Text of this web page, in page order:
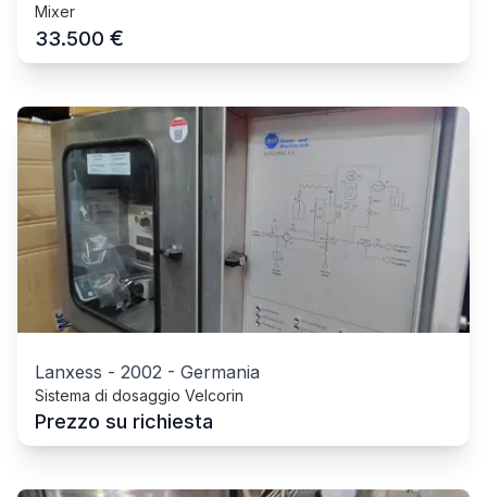
Mixer
33.500 €
Lanxess - 2002 - Germania
Sistema di dosaggio Velcorin
Prezzo su richiesta